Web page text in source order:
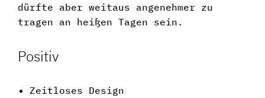
dürfte aber weitaus angenehmer zu
tragen an heißen Tagen sein.
Positiv
Zeitloses Design